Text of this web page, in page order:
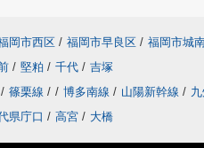
岡市西区 / 福岡市早良区 / 福岡市城
/ 堅粕 / 千代 / 吉塚
/ 篠栗線 / / 博多南線 / 山陽新幹線 /
県庁口 / 高宮 / 大橋